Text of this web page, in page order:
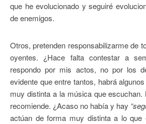
que he evolucionado y seguiré
de enemigos.
Otros, pretenden responsabilizarme de
oyentes. ¿Hace falta contestar a
respondo por mis actos, no por los
evidente que entre tantos, habrá
muy distinta a la música que
recomiende. ¿Acaso no había y hay
actúan de forma muy distinta a lo que